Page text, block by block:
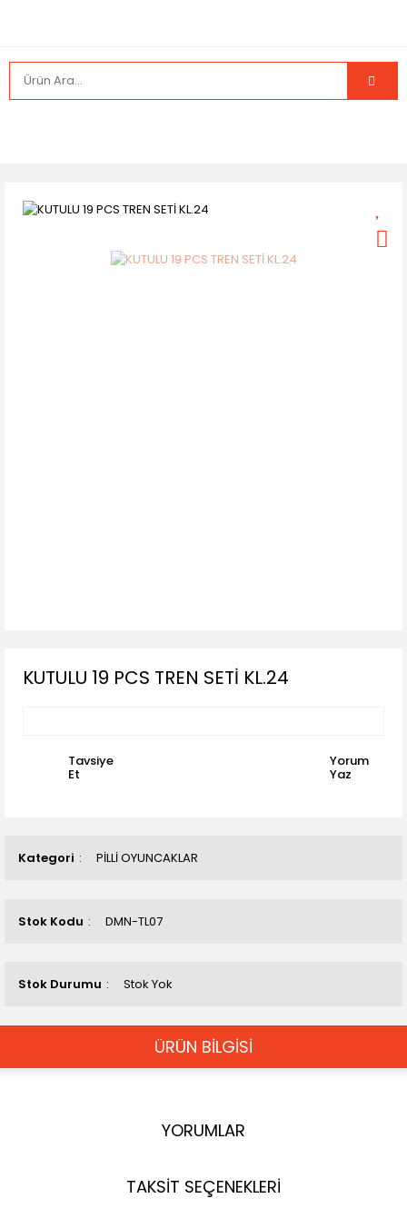
Kategori PİLLİ OYUNCAKLAR
Stok Kodu DMN-TL07
Stok Durumu Stok Yok
KUTULU 19 PCS TREN SETİ KL.24
Tavsiye
Et
Yorum
Yaz
ÜRÜN BİLGİSİ
YORUMLAR
TAKSİT SEÇENEKLERİ